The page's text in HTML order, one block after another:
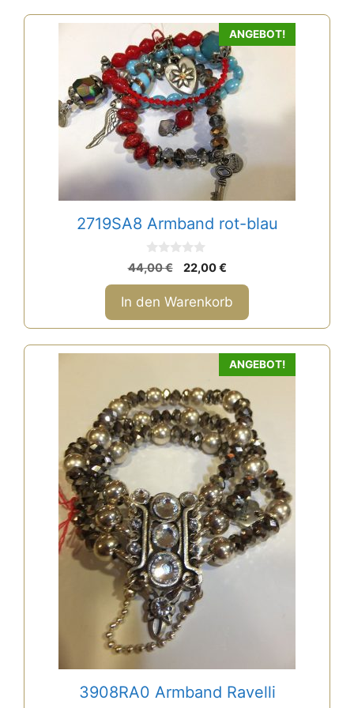
ANGEBOT!
2719SA8 Armband rot-blau
0
v
o
n
5
44,00€
Ursprünglicher
Preis
war:
44,00 €
22,00€Aktueller
Preis
ist:
22,00 €.
In den Warenkorb
ANGEBOT!
3908RA0 Armband Ravelli